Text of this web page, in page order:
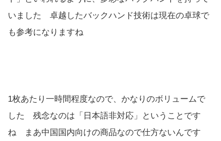
いました 卓越したバックハンド技術は現在の卓球で
も参考になりますね
1枚あたり一時間程度なので、かなりのボリュームで
した 残念なのは「日本語非対応」ということです
ね まあ中国国内向けの商品なので仕方ないんです